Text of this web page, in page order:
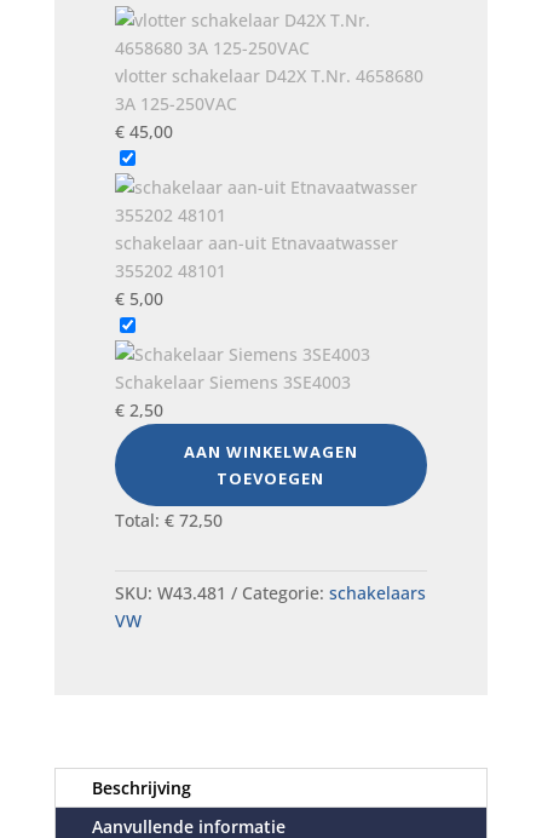
vlotter schakelaar D42X T.Nr. 4658680
3A 125-250VAC
€45,00
schakelaar aan-uit Etnavaatwasser
355202 48101
€5,00
Schakelaar Siemens 3SE4003
€2,50
AAN WINKELWAGEN
TOEVOEGEN
Total: €72,50
SKU: W43.481 Categorie: schakelaars
VW
Beschrijving
Aanvullende informatie